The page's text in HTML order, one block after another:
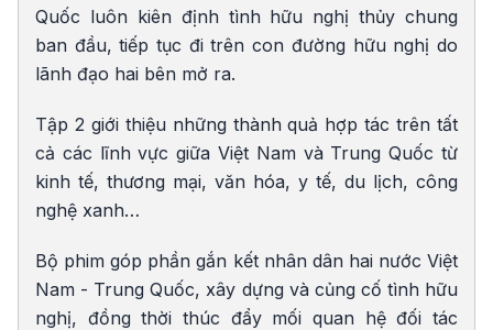
Quốc luôn kiên định tình hữu nghị thủy chung
ban đầu, tiếp tục đi trên con đường hữu nghị do
lãnh đạo hai bên mở ra.
Tập 2 giới thiệu những thành quả hợp tác trên tất
cả các lĩnh vực giữa Việt Nam và Trung Quốc từ
kinh tế, thương mại, văn hóa, y tế, du lịch, công
nghệ xanh…
Bộ phim góp phần gắn kết nhân dân hai nước Việt
Nam - Trung Quốc, xây dựng và củng cố tình hữu
nghị, đồng thời thúc đẩy mối quan hệ đối tác